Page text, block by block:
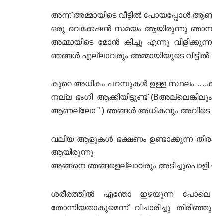
അന്ന് അമ്മായിടെ വീട്ടിൽ പോയപ്പോൾ
ഒരു വെക്കേഷൻ സമയം ആയിരുന്നു ഞാനും
അമ്മായിടെ മോൻ കിച്ചു എന്നു
ഞങ്ങൾ എല്ലാവരും അമ്മായിയുടെ
കുറെ അധികം പറമ്പുകൾ ഉള്ള സ്ഥലം
നല്ല ഭംഗി ആക്കിയിട്ടുണ്ട്
ആണല്ലോ ” ) ഞങ്ങൾ അധികവും അവിടെ
വലിയ ആളുകൾ ഭക്ഷണം ഉണ്ടാക്കുന്ന
ആയിരുന്നു
അങ്ങനെ ഞങ്ങളെല്ലാവരും
ശരീരത്തിൽ എന്തോ ഇഴയുന്ന
തോന്നിയതാകുമെന്ന് വിചാരിച്ചു